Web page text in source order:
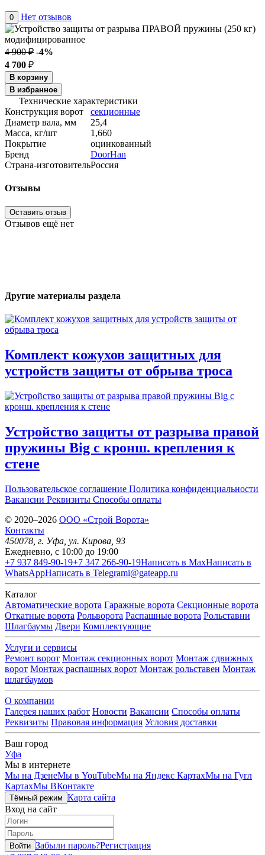
0 Нет отзывов
4 900 ₽ -4%
4 700 ₽
В корзину
В избранное
Технические характеристики
Конструкция ворот
секционные
Диаметр вала, мм
25,4
Масса, кг/шт
1,660
Покрытие
оцинкованный
Бренд
DoorHan
Страна-изготовительРоссия
Отзывы
Оставить отзыв
Отзывов ещё нет
Другие материалы раздела
Комплект кожухов защитных для
устройств защиты от обрыва троса
Устройство защиты от разрыва правой
пружины Big с кронш. крепления к
стене
Пользовательское соглашение Политика конфиденциальности
Вакансии Реквизиты Способы оплаты
© 2020–2026 OOO «Строй Ворота»
Контакты
450078 , г. Уфа ул. Кирова, 93
Ежедневно, с 10:00 до 19:00
+7 937 849-90-19+7 347 266-90-19Написать в MaxНаписать в
WhatsAppНаписать в Telegrami@gateapp.ru
Каталог
Автоматические ворота Гаражные ворота Секционные ворота
Откатные ворота Рольворота Распашные ворота Рольставни
Шлагбаумы Двери Комплектующие
Услуги и сервисы
Ремонт ворот Монтаж секционных ворот Монтаж сдвижных
ворот Монтаж распашных ворот Монтаж рольставен Монтаж
шлагбаумов
О компании
Галерея наших работ Новости Вакансии Способы оплаты
Реквизиты Правовая информация Условия доставки
Ваш город
Уфа
Мы в интернете
Мы на ДзенеМы в YouTubeМы на Яндекс КартахМы на Гугл
КартахМы ВКонтакте
Тёмный режим Карта сайта
Вход на сайт
Войти Забыли пароль?Регистрация